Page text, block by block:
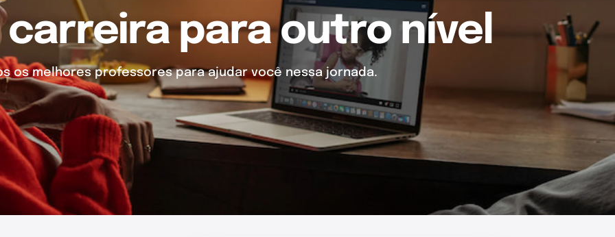
carreira para outro nível
os melhores professores para ajudar você nessa jornada.